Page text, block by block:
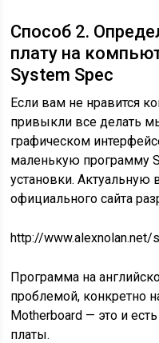
Способ 2.
плату на
System Spec
Если вам не нравится
привыкли все делать
графическом
маленькую программу
установки.
официального сайта
http://
Программа на
проблемой, конкретно
Motherboard — это и
платы.